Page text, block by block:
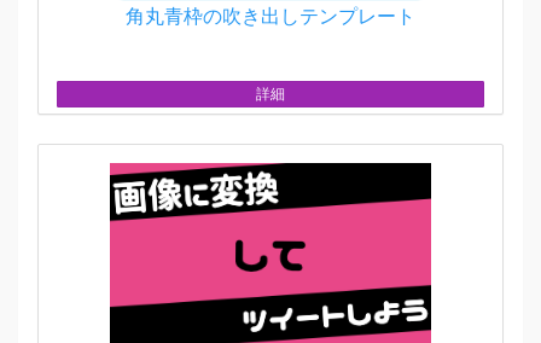
角丸青枠の吹き出しテンプレート
詳細